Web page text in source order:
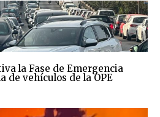
la Fase de Emergencia
de vehículos de la OPE